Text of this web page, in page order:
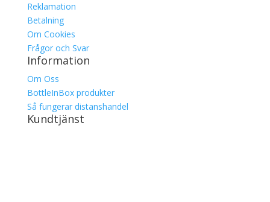
Reklamation
Betalning
Om Cookies
Frågor och Svar
Information
Om Oss
BottleInBox produkter
Så fungerar distanshandel
Kundtjänst